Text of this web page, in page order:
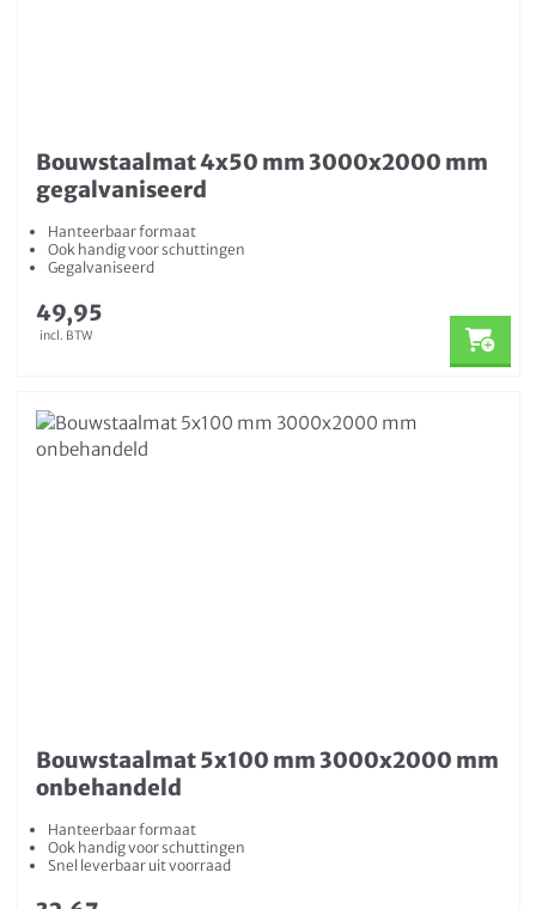
Bouwstaalmat 4x50 mm 3000x2000 mm
gegalvaniseerd
Hanteerbaar formaat
Ook handig voor schuttingen
Gegalvaniseerd
49,95
incl. BTW
Bouwstaalmat 5x100 mm 3000x2000 mm
onbehandeld
Hanteerbaar formaat
Ook handig voor schuttingen
Snel leverbaar uit voorraad